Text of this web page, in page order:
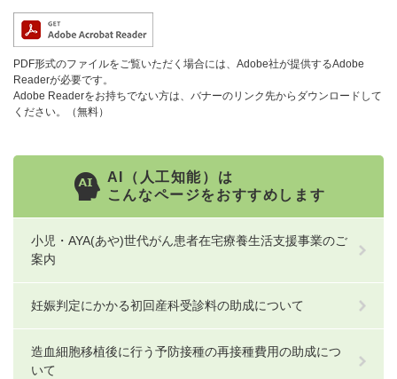
PDF形式のファイルをご覧いただく場合には、Adobe社が提供するAdobe
Readerが必要です。
Adobe Readerをお持ちでない方は、バナーのリンク先からダウンロードして
ください。（無料）
AI（人工知能）は
こんなページをおすすめします
小児・AYA(あや)世代がん患者在宅療養生活支援事業のご
案内
妊娠判定にかかる初回産科受診料の助成について
造血細胞移植後に行う予防接種の再接種費用の助成につ
いて